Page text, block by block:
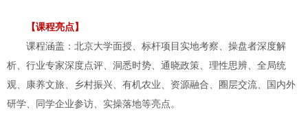
【课程亮点】
课程涵盖：北京大学面授、标杆项目实地考察、操盘者深度解
析、行业专家深度点评、洞悉时势、通晓政策、理性思辨、全局统
观、康养文旅、乡村振兴、有机农业、资源融合、圈层交流、国内外
研学、同学企业参访、实操落地等亮点。